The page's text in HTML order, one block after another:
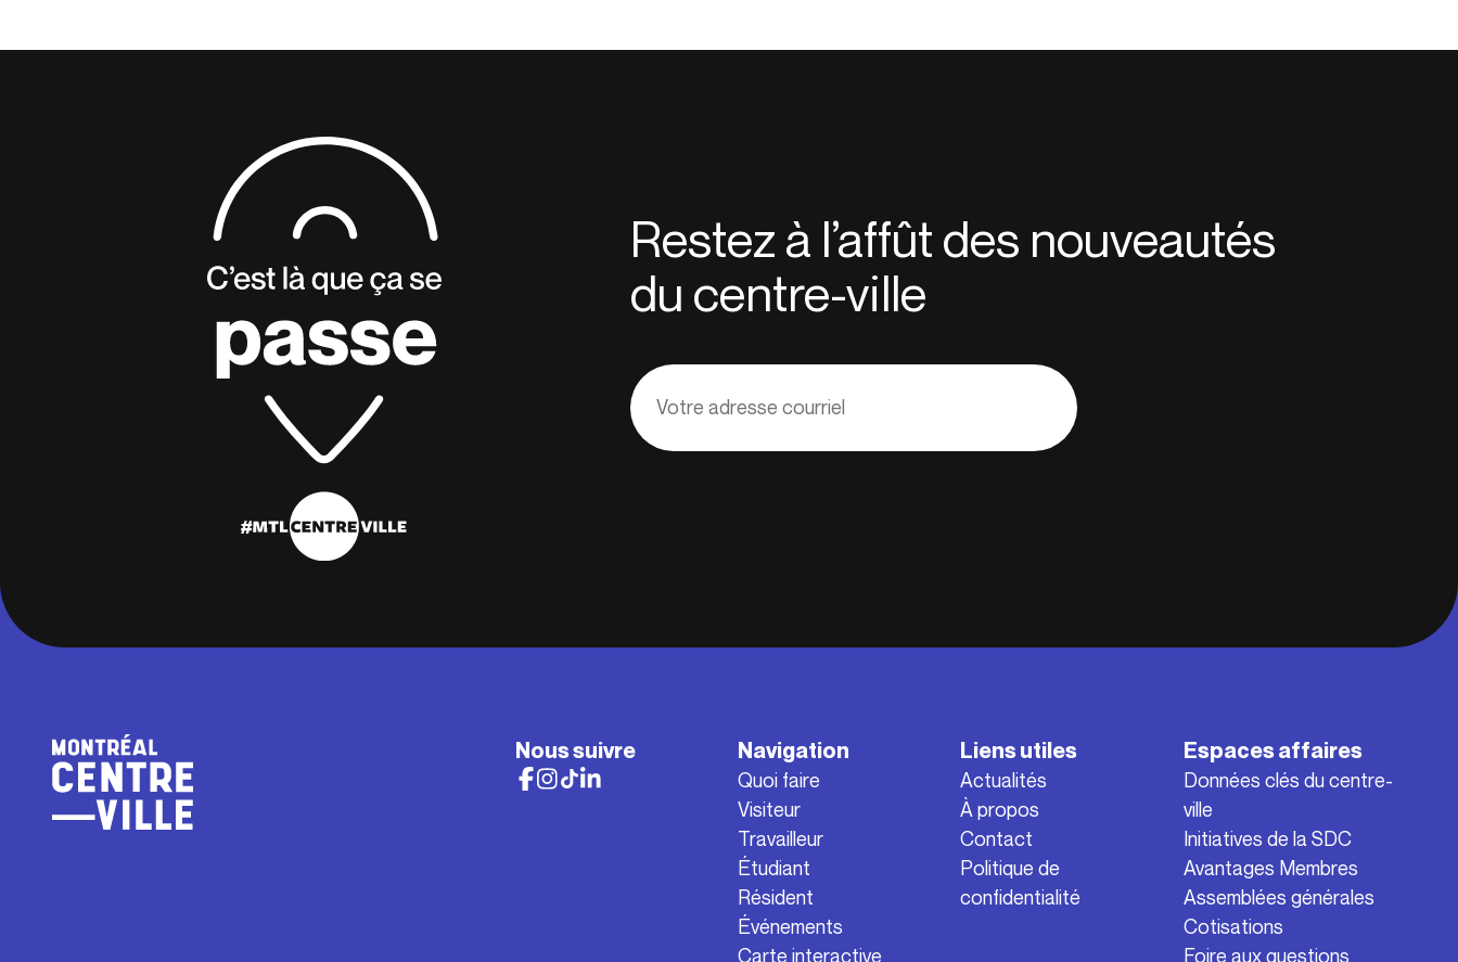
Restez à l’affût des nouveautés
du centre-ville
Adresse
courriel
Nous suivre Navigation
Quoi faire
Visiteur
Travailleur
Étudiant
Résident
Événements
Carte interactive
Liens utiles
Actualités
À propos
Contact
Politique de
confidentialité
Espaces affaires
Données clés du centre-
ville
Initiatives de la SDC
Avantages Membres
Assemblées générales
Cotisations
Foire aux questions